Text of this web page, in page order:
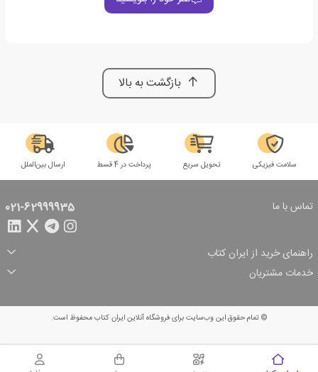
بازگشت به بالا
سلامت فیزیکی تحویل سریع پرداخت در 4 قسط ارسال بین‌الملل
تماس با ما 021-62999935
راهنمای خرید از ایران کتاب
ثبت سفارش
شرایط ارسال سفارش
شیوه پرداخت
تخفیف‌های خرید
خدمات مشتریان
© تمام حقوق این وب‌سایت برای فروشگاه آنلاین ایران کتاب محفوظ است.
سبد خرید